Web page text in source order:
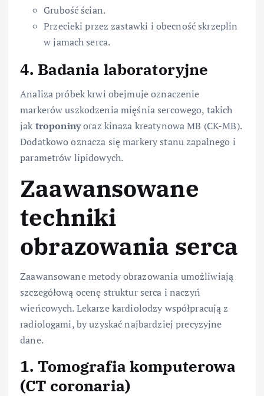
Grubość ścian.
Przecieki przez zastawki i obecność skrzeplin
w jamach serca.
4. Badania laboratoryjne
Analiza próbek krwi obejmuje oznaczenie
markerów uszkodzenia mięśnia sercowego, takich
jak troponinyoraz kinaza kreatynowa MB (CK-MB).
Dodatkowo oznacza się markery stanu zapalnego i
parametrów lipidowych.
Zaawansowane
techniki
obrazowania serca
Zaawansowane metody obrazowania umożliwiają
szczegółową ocenę struktur serca i naczyń
wieńcowych. Lekarze kardiolodzy współpracują z
radiologami, by uzyskać najbardziej precyzyjne
dane.
1. Tomografia komputerowa
(CT coronaria)